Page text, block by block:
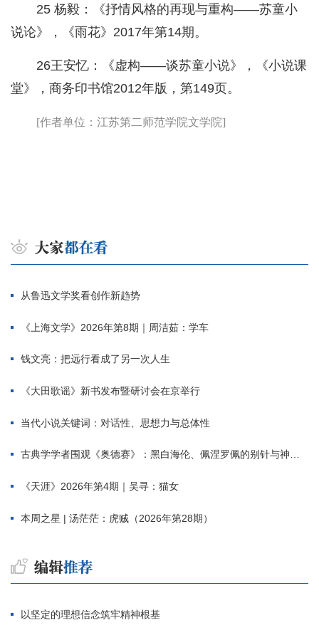
25 杨毅：《抒情风格的再现与重构——苏童小
说论》，《雨花》2017年第14期。
26王安忆：《虚构——谈苏童小说》，《小说课
堂》，商务印书馆2012年版，第149页。
[作者单位：江苏第二师范学院文学院]
从鲁迅文学奖看创作新趋势
《上海文学》2026年第8期｜周洁茹：学车
钱文亮：把远行看成了另一次人生
《大田歌谣》新书发布暨研讨会在京举行
当代小说关键词：对话性、思想力与总体性
古典学学者围观《奥德赛》：黑白海伦、佩涅罗佩的别针与神秘入侵者
《天涯》2026年第4期｜吴寻：猫女
本周之星 | 汤茫茫：虎贼（2026年第28期）
以坚定的理想信念筑牢精神根基